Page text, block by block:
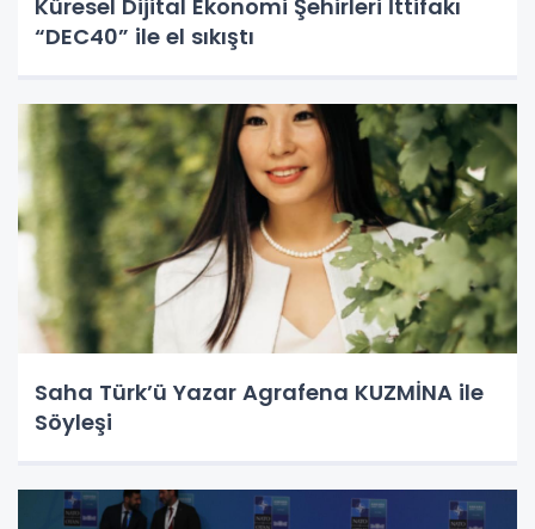
Küresel Dijital Ekonomi Şehirleri İttifakı
“DEC40” ile el sıkıştı
Saha Türk’ü Yazar Agrafena KUZMİNA ile
Söyleşi